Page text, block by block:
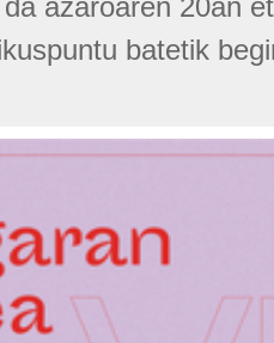
azaroaren 20an
batetik